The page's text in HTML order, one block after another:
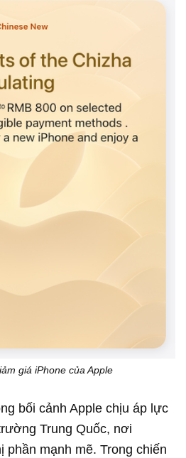
giá iPhone của Apple
bối cảnh Apple chịu áp lực
Trung Quốc, nơi
phần mạnh mẽ. Trong chiến